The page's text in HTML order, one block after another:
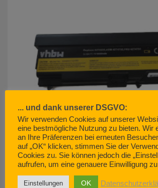
akku500.de (EMCOM GmbH) – so geht
JUNI 29, 2022
... und dank unserer DSGVO:
Wir verwenden Cookies auf unserer
eine bestmögliche Nutzung zu bieten. Wir
an Ihre Präferenzen bei erneuten
auf „OK“ klicken, stimmen Sie der
Cookies zu. Sie können jedoch die
aufrufen, um eine genauere Einwilligung
Einstellungen OK